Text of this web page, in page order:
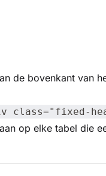
de bovenkant van
class="fixed-
op elke tabel die